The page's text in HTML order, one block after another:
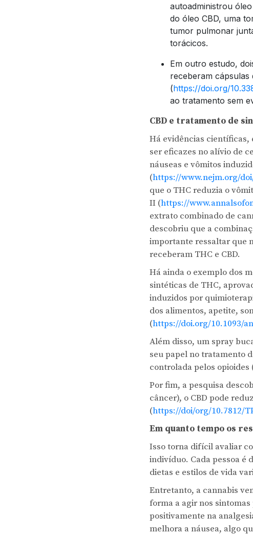
autoadministrou
do óleo CBD, uma
tumor pulmonar
torácicos.
Em outro estudo,
receberam cápsulas
(https://doi.org/
ao tratamento sem
CBD e tratamento de
Há evidências científicas,
ser eficazes no alívio de
náuseas e vômitos
(https://www.nejm.org/
que o THC reduzia o
II (https://
extrato combinado de
descobriu que a
importante ressaltar que
receberam THC e CBD.
Há ainda o exemplo dos
sintéticas de THC,
induzidos por
dos alimentos, apetite,
(https://doi.org/10.1093/
Além disso, um spray
seu papel no tratamento
controlada pelos opioides
Por fim, a pesquisa
câncer), o CBD pode
(https://doi/org/10.7812/
Em quanto tempo os
Isso torna difícil avaliar
indivíduo. Cada pessoa é
dietas e estilos de vida
Entretanto, a cannabis
forma a agir nos
positivamente na
melhora a náusea, algo